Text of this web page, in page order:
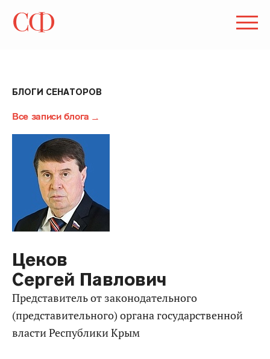
БЛОГИ СЕНАТОРОВ
Все записи блога
Цеков
Сергей Павлович
представитель от законодательного
(представительного) органа государственной
власти Республики Крым